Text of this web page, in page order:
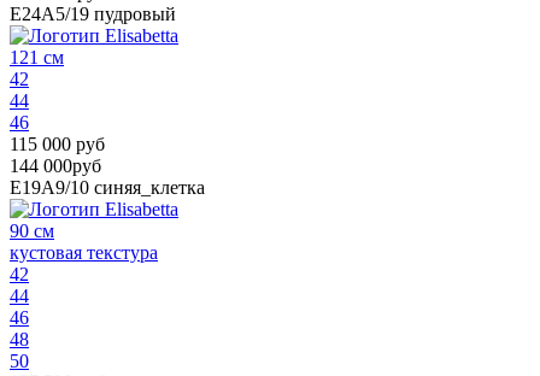
E24A5/19 пудровый
121 см
42
44
46
115 000 руб
144 000руб
E19A9/10 синяя_клетка
90 см
кустовая текстура
42
44
46
48
50